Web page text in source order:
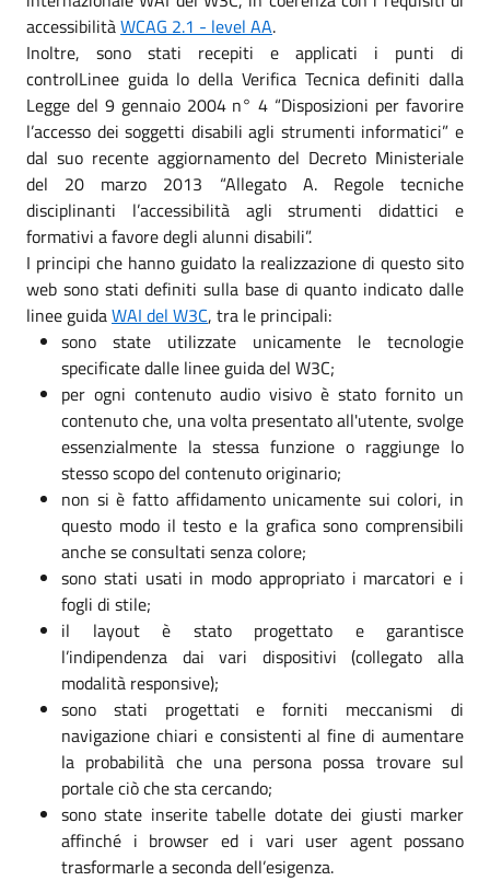
accessibilitàWCAG 2.1 - level AA.
Inoltre, sono stati recepiti e applicati i punti di
controlLinee guida lo della Verifica Tecnica definiti dalla
Legge del 9 gennaio 2004 n° 4 “Disposizioni per favorire
l’accesso dei soggetti disabili agli strumenti informatici” e
dal suo recente aggiornamento del Decreto Ministeriale
del 20 marzo 2013 “Allegato A. Regole tecniche
disciplinanti l’accessibilità agli strumenti didattici e
formativi a favore degli alunni disabili”.
I principi che hanno guidato la realizzazione di questo sito
web sono stati definiti sulla base di quanto indicato dalle
linee guidaWAI del W3C, tra le principali:
sono state utilizzate unicamente le tecnologie
specificate dalle linee guida del W3C;
per ogni contenuto audio visivo è stato fornito un
contenuto che, una volta presentato all'utente, svolge
essenzialmente la stessa funzione o raggiunge lo
stesso scopo del contenuto originario;
non si è fatto affidamento unicamente sui colori, in
questo modo il testo e la grafica sono comprensibili
anche se consultati senza colore;
sono stati usati in modo appropriato i marcatori e i
fogli di stile;
il layout è stato progettato e garantisce
l’indipendenza dai vari dispositivi (collegato alla
modalità responsive);
sono stati progettati e forniti meccanismi di
navigazione chiari e consistenti al fine di aumentare
la probabilità che una persona possa trovare sul
portale ciò che sta cercando;
sono state inserite tabelle dotate dei giusti marker
affinché i browser ed i vari user agent possano
trasformarle a seconda dell’esigenza.